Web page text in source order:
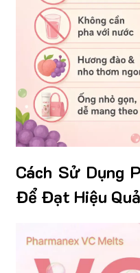
Cách Sử Dụng
Để Đạt Hiệu